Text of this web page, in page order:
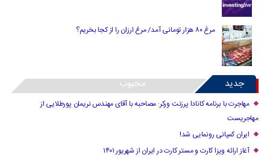
مرغ ۸۰ هزار تومانی آمد/ مرغ ارزان را از کجا بخریم؟
جدید محبوب
مهاجرت با برنامه کانادا پرزنت ورکر: مصاحبه با آقای مهندس نریمان پورطلایی از
مهاجریست
ایران کمپانی رونمایی شد!
آغاز ارائه ویزا کارت و مستر کارت در ایران از شهریور ۱۴۰۱